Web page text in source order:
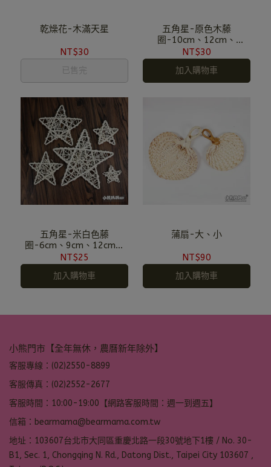
乾燥花-木滿天星
NT$30
已售完
五角星-原色木藤
圈-10cm、12cm、
15cm、20cm
NT$30
加入購物車
五角星-米白色藤
圈-6cm、9cm、12cm、
15cm、20cm
NT$25
加入購物車
蒲扇-大、小
NT$90
加入購物車
小熊門市【全年無休，農曆新年除外】
客服專線：(02)2550-8899
客服傳真：(02)2552-2677
客服時間：10:00-19:00【網路客服時間：週一到週五】
信箱：bearmama@bearmama.com.tw
地址：103607台北市大同區重慶北路一段30號地下1樓 / No. 30-
B1, Sec. 1, Chongqing N. Rd., Datong Dist., Taipei City 103607 ,